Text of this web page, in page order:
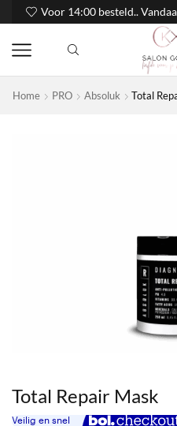
Voor 14:00 besteld..
Home PRO Absoluk Total
Total Repair Mask